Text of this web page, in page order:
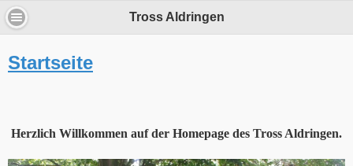
Tross Aldringen
Startseite
Herzlich Willkommen auf der Homepage des Tross Aldringen.